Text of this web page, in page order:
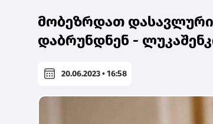
მობეზრდათ დასავლური
დაბრუნდნენ -
20.06.2023 • 16:58